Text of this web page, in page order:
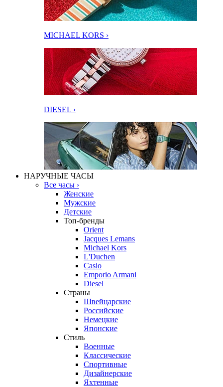
MICHAEL KORS ›
DIESEL ›
НАРУЧНЫЕ ЧАСЫ
Все часы ›
Женские
Мужские
Детские
Топ-бренды
Orient
Jacques Lemans
Michael Kors
L'Duchen
Casio
Emporio Armani
Diesel
Страны
Швейцарские
Российские
Немецкие
Японские
Стиль
Военные
Классические
Спортивные
Дизайнерские
Яхтенные